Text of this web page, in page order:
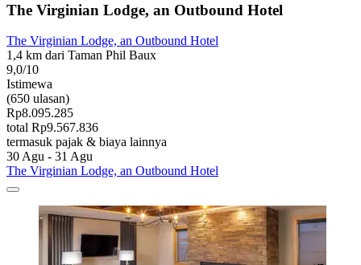
The Virginian Lodge, an Outbound Hotel
The Virginian Lodge, an Outbound Hotel
1,4 km dari Taman Phil Baux
9,0/10
Istimewa
(650 ulasan)
Rp8.095.285
total Rp9.567.836
termasuk pajak & biaya lainnya
30 Agu - 31 Agu
The Virginian Lodge, an Outbound Hotel